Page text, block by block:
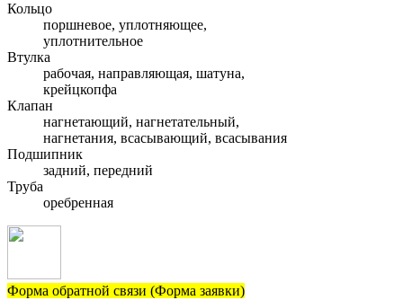
Кольцо
поршневое, уплотняющее,
уплотнительное
Втулка
рабочая, направляющая, шатуна,
крейцкопфа
Клапан
нагнетающий, нагнетательный,
нагнетания, всасывающий, всасывания
Подшипник
задний, передний
Труба
оребренная
Форма обратной связи (Форма заявки)